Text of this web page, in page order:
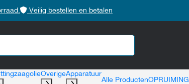
Veilig bestellen en betalen
OverigeApparatuur
Alle ProductenOPRUIMING